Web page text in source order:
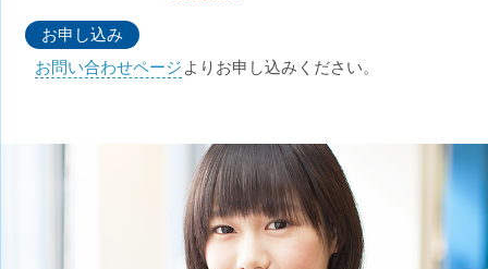
お申し込み
お問い合わせページ よりお申し込みください。